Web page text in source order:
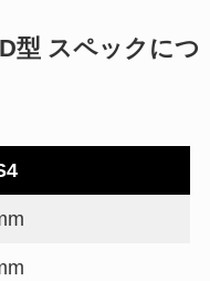
型 スペックにつ